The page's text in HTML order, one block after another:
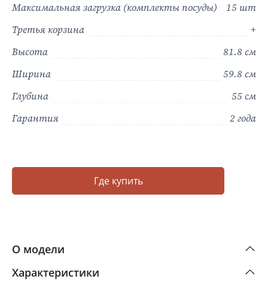
Максимальная загрузка (комплекты посуды)
15 шт
Третья корзина
+
Высота
81.8 см
Ширина
59.8 см
Глубина
55 см
Гарантия
2 года
Где купить
О модели
Характеристики